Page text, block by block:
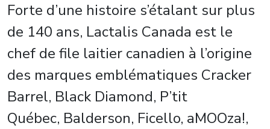
Forte d’une histoire s’étalant sur plus
de 140 ans, Lactalis Canada est le
chef de file laitier canadien à l’origine
des marques emblématiques Cracker
Barrel, Black Diamond, P’tit
Québec, Balderson, Ficello, aMOOza!,